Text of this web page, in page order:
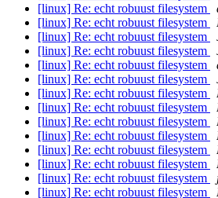
[linux] Re: echt robuust filesystem
[linux] Re: echt robuust filesystem
[linux] Re: echt robuust filesystem
[linux] Re: echt robuust filesystem
[linux] Re: echt robuust filesystem
[linux] Re: echt robuust filesystem
[linux] Re: echt robuust filesystem
[linux] Re: echt robuust filesystem
[linux] Re: echt robuust filesystem
[linux] Re: echt robuust filesystem
[linux] Re: echt robuust filesystem
[linux] Re: echt robuust filesystem
[linux] Re: echt robuust filesystem
[linux] Re: echt robuust filesystem